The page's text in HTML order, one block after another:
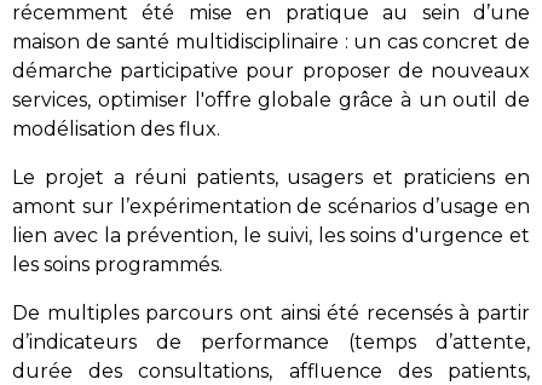
récemment été mise en pratiqueau sein d’une
maison de santé multidisciplinaire : un cas concret de
démarche participative pour proposer de nouveaux
services, optimiser l'offre globale grâce à un outil de
modélisation des flux.
Le projet a réuni patients, usagers et praticiens en
amont sur l’expérimentation de scénarios d’usage en
lien avec la prévention, le suivi, les soins d'urgence et
les soins programmés.
De multiples parcours ont ainsi été recensés à partir
d’indicateurs de performance (temps d’attente,
durée des consultations, affluence des patients,